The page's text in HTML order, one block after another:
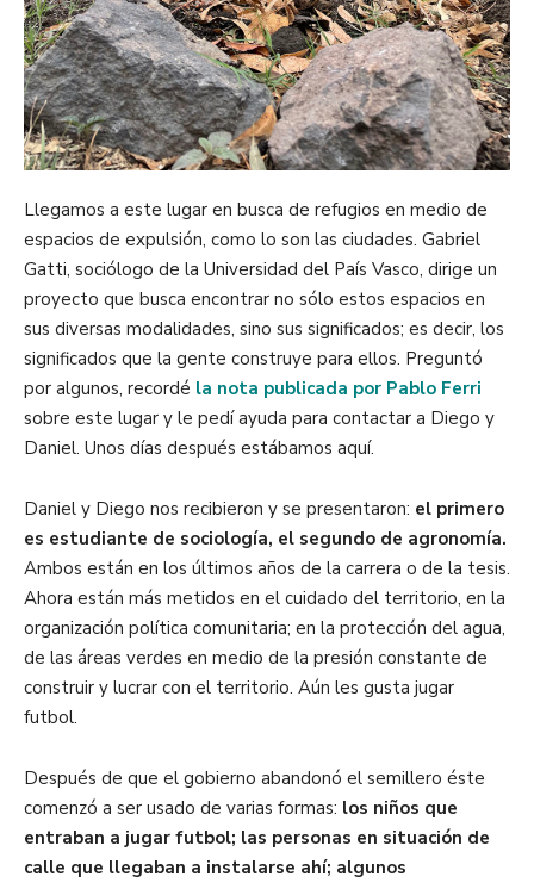
Llegamos a este lugar en busca de refugios en medio de
espacios de expulsión, como lo son las ciudades. Gabriel
Gatti, sociólogo de la Universidad del País Vasco, dirige un
proyecto que busca encontrar no sólo estos espacios en
sus diversas modalidades, sino sus significados; es decir, los
significados que la gente construye para ellos. Preguntó
por algunos, recordé la nota publicada por Pablo Ferri
sobre este lugar y le pedí ayuda para contactar a Diego y
Daniel. Unos días después estábamos aquí.
Daniel y Diego nos recibieron y se presentaron: el primero
es estudiante de sociología, el segundo de agronomía.
Ambos están en los últimos años de la carrera o de la tesis.
Ahora están más metidos en el cuidado del territorio, en la
organización política comunitaria; en la protección del agua,
de las áreas verdes en medio de la presión constante de
construir y lucrar con el territorio. Aún les gusta jugar
futbol.
Después de que el gobierno abandonó el semillero éste
comenzó a ser usado de varias formas: los niños que
entraban a jugar futbol; las personas en situación de
calle que llegaban a instalarse ahí; algunos